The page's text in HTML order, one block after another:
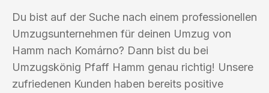
Du bist auf der Suche nach einem professionellen
Umzugsunternehmen für deinen Umzug von
Hamm nach Komárno? Dann bist du bei
Umzugskönig Pfaff Hamm genau richtig! Unsere
zufriedenen Kunden haben bereits positive